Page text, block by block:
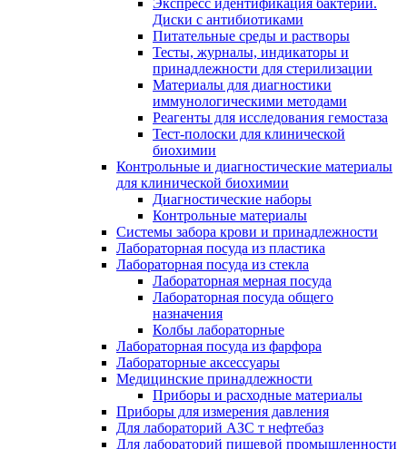
Экспресс идентификация бактерий.
Диски с антибиотиками
Питательные среды и растворы
Тесты, журналы, индикаторы и
принадлежности для стерилизации
Материалы для диагностики
иммунологическими методами
Реагенты для исследования гемостаза
Тест-полоски для клинической
биохимии
Контрольные и диагностические материалы
для клинической биохимии
Диагностические наборы
Контрольные материалы
Системы забора крови и принадлежности
Лабораторная посуда из пластика
Лабораторная посуда из стекла
Лабораторная мерная посуда
Лабораторная посуда общего
назначения
Колбы лабораторные
Лабораторная посуда из фарфора
Лабораторные аксессуары
Медицинские принадлежности
Приборы и расходные материалы
Приборы для измерения давления
Для лабораторий АЗС т нефтебаз
Для лабораторий пищевой промышленности